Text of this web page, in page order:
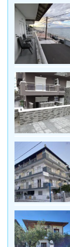
-10%
-5%
-5%
-15%